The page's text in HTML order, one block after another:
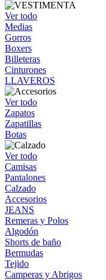
Ver todo
Medias
Gorros
Boxers
Billeteras
Cinturones
LLAVEROS
Ver todo
Zapatos
Zapatillas
Botas
Ver todo
Camisas
Pantalones
Calzado
Accesorios
JEANS
Remeras y Polos
Algodón
Shorts de baño
Bermudas
Tejido
Camperas y Abrigos